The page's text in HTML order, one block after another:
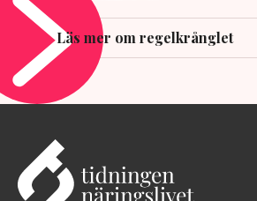
Läs mer om regelkrånglet